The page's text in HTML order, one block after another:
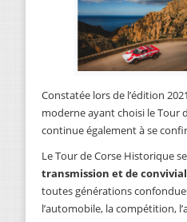
Constatée lors de l’édition
moderne ayant choisi le
continue également à se
Le Tour de Corse Historique
transmission et de
toutes générations
l’automobile, la compétition,